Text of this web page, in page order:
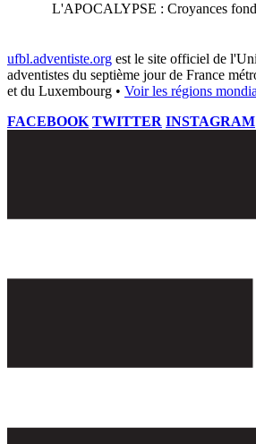
L'APOCALYPSE : Croyances
ufbl.adventiste.org est le site officiel de
adventistes du septième jour de France
et du Luxembourg • Voir les régions
FACEBOOK TWITTER INSTAGRAM